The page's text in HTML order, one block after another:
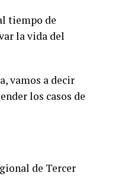
tiempo de
la vida del
vamos a decir
los casos de
de Tercer